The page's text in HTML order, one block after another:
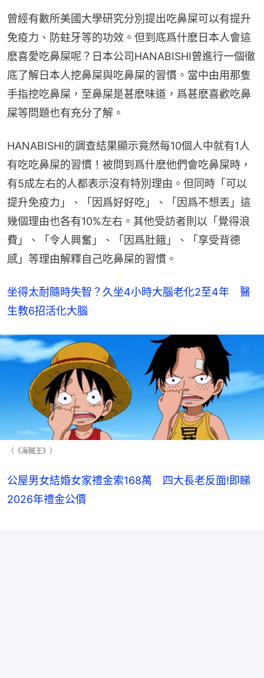
曾經有數所美國大學研究分別提出吃鼻屎可以有提升
免疫力、防蛀牙等的功效。但到底爲什麽日本人會這
麽喜愛吃鼻屎呢？日本公司HANABISHI曾進行一個徹
底了解日本人挖鼻屎與吃鼻屎的習慣。當中由用那隻
手指挖吃鼻屎，至鼻屎是甚麽味道，爲甚麽喜歡吃鼻
屎等問題也有充分了解。
HANABISHI的調查結果顯示竟然每10個人中就有1人
有吃吃鼻屎的習慣！被問到爲什麽他們會吃鼻屎時，
有5成左右的人都表示沒有特別理由。但同時「可以
提升免疫力」、「因爲好好吃」、「因爲不想丟」這
幾個理由也各有10%左右。其他受訪者則以「覺得浪
費」、「令人興奮」、「因爲肚餓」、「享受背德
感」等理由解釋自己吃鼻屎的習慣。
坐得太耐隨時失智？久坐4小時大腦老化2至4年　醫
生教6招活化大腦
（《海賊王》）
公屋男女結婚女家禮金索168萬 四大長老反面!即睇
2026年禮金公價